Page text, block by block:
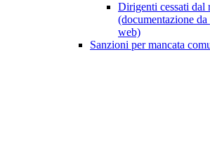
Dirigenti cessati dal
(documentazione
web)
Sanzioni per mancata